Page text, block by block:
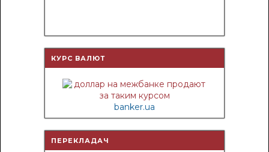
КУРС ВАЛЮТ
banker.ua
ПЕРЕКЛАДАЧ